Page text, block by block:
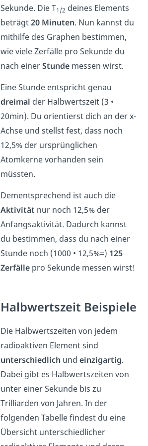
Sekunde. Die T1/2 deines Elements
beträgt20 Minuten. Nun kannst du
mithilfe des Graphen bestimmen,
wie viele Zerfälle pro Sekunde du
nach einerStundemessen wirst.
Eine Stunde entspricht genau
dreimal der Halbwertszeit (3 •
20min). Du orientierst dich an der x-
Achse und stellst fest, dass noch
12,5% der ursprünglichen
Atomkerne vorhanden sein
müssten.
Dementsprechend ist auch die
Aktivität nur noch 12,5% der
Anfangsaktivität. Dadurch kannst
du bestimmen, dass du nach einer
Stunde noch (1000 • 12,5%=) 125
Zerfällepro Sekunde messen wirst!
Halbwertszeit Beispiele
Die Halbwertszeiten von jedem
radioaktiven Element sind
unterschiedlich und einzigartig.
Dabei gibt es Halbwertszeiten von
unter einer Sekunde bis zu
Trilliarden von Jahren. In der
folgenden Tabelle findest du eine
Übersicht unterschiedlicher